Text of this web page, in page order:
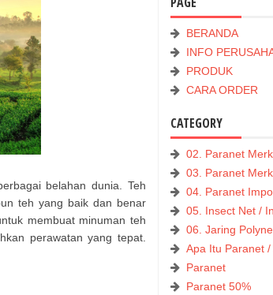
belahan dunia. Teh
teh yang baik dan benar
membuat minuman teh
perawatan yang tepat.
BERANDA
INFO
PRODUK
CARA ORDER
CATEGORY
02. Paranet
03. Paranet
04. Paranet
05. Insect Net /
06. Jaring
Apa Itu Paranet
Paranet
Paranet 50%